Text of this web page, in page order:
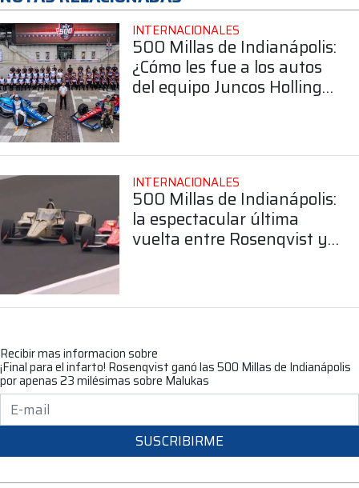
INTERNACIONALES
500 Millas de Indianápolis:
¿Cómo les fue a los autos
del equipo Juncos Hollinger
INTERNACIONALES
500 Millas de Indianápolis:
la espectacular última
vuelta entre Rosenqvist y
Recibir mas informacion sobre
¡Final para el infarto! Rosenqvist ganó las 500 Millas de Indianápolis
por apenas 23 milésimas sobre Malukas
SUSCRIBIRME